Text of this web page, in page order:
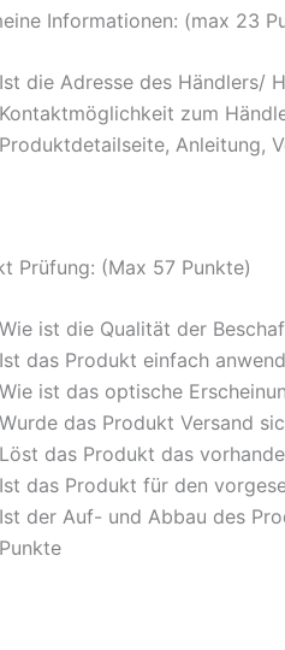
Informationen: (max 23
Ist die Adresse des Händlers/
Kontaktmöglichkeit zum
Produktdetailseite, Anleitung,
Prüfung: (Max 57 Punkte)
Wie ist die Qualität der
Ist das Produkt einfach
Wie ist das optische
Wurde das Produkt Versand
Löst das Produkt das
Ist das Produkt für den
Ist der Auf- und Abbau des
Punkte